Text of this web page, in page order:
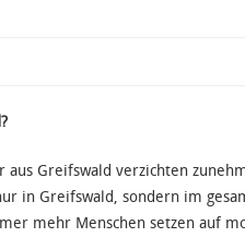
Greifswald verzichten
in Greifswald, sondern im
mehr Menschen setzen auf